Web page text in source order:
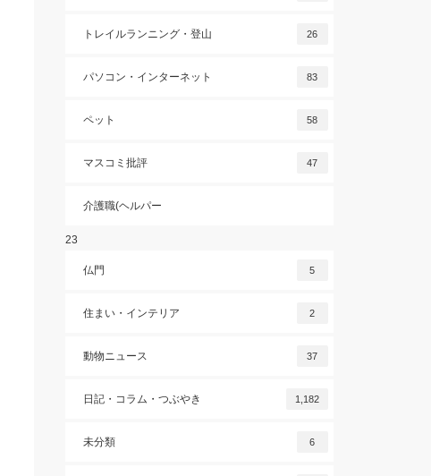
トレイルランニング・登山 26
パソコン・インターネット 83
ペット 58
マスコミ批評 47
介護職(ヘルパー
23
仏門 5
住まい・インテリア 2
動物ニュース 37
日記・コラム・つぶやき 1,182
未分類 6